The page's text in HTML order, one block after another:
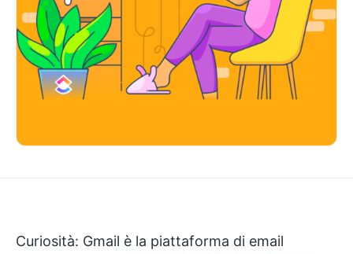
Curiosità: Gmail è la piattaforma di email